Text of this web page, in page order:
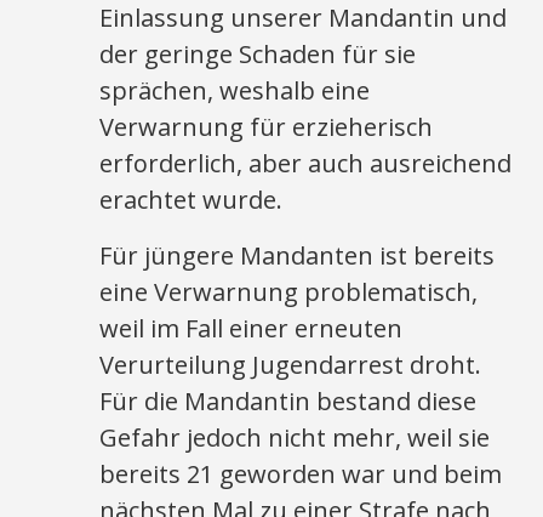
Einlassung unserer Mandantin und
der geringe Schaden für sie
sprächen, weshalb eine
Verwarnung für erzieherisch
erforderlich, aber auch ausreichend
erachtet wurde.
Für jüngere Mandanten ist bereits
eine Verwarnung problematisch,
weil im Fall einer erneuten
Verurteilung Jugendarrest droht.
Für die Mandantin bestand diese
Gefahr jedoch nicht mehr, weil sie
bereits 21 geworden war und beim
nächsten Mal zu einer Strafe nach